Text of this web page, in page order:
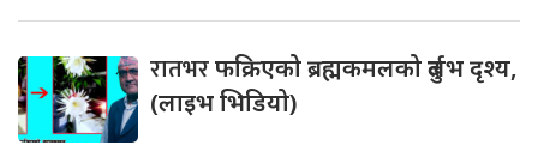
रातभरफक्रिएको ब्रह्मकमलको दुर्लभ दृश्य,
(लाइभ भिडियो)